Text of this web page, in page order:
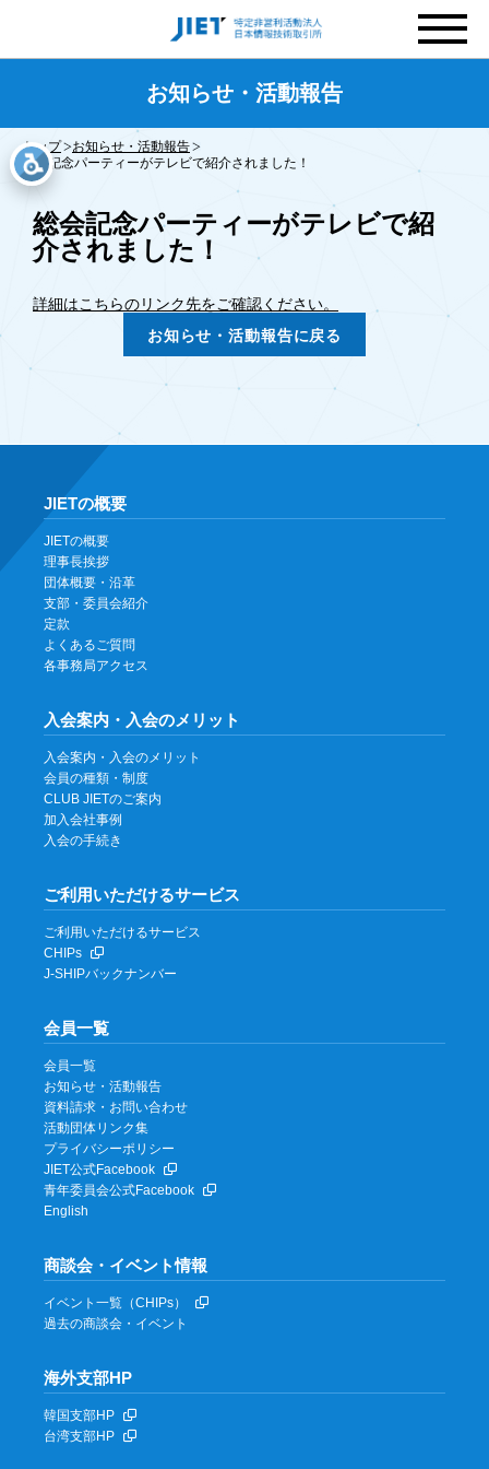
お知らせ・活動報告
トップ
お知らせ・活動報告
総会記念パーティーがテレビで紹介されました！
総会記念パーティーがテレビで紹
介されました！
詳細はこちらのリンク先をご確認ください。
お知らせ・活動報告に戻る
JIETの概要
JIETの概要
理事長挨拶
団体概要・沿革
支部・委員会紹介
定款
よくあるご質問
各事務局アクセス
入会案内・入会のメリット
入会案内・入会のメリット
会員の種類・制度
CLUB JIETのご案内
加入会社事例
入会の手続き
ご利用いただけるサービス
ご利用いただけるサービス
CHIPs
J-SHIPバックナンバー
会員一覧
会員一覧
お知らせ・活動報告
資料請求・お問い合わせ
活動団体リンク集
プライバシーポリシー
JIET公式Facebook
青年委員会公式Facebook
English
商談会・イベント情報
イベント一覧（CHIPs）
過去の商談会・イベント
海外支部HP
韓国支部HP
台湾支部HP